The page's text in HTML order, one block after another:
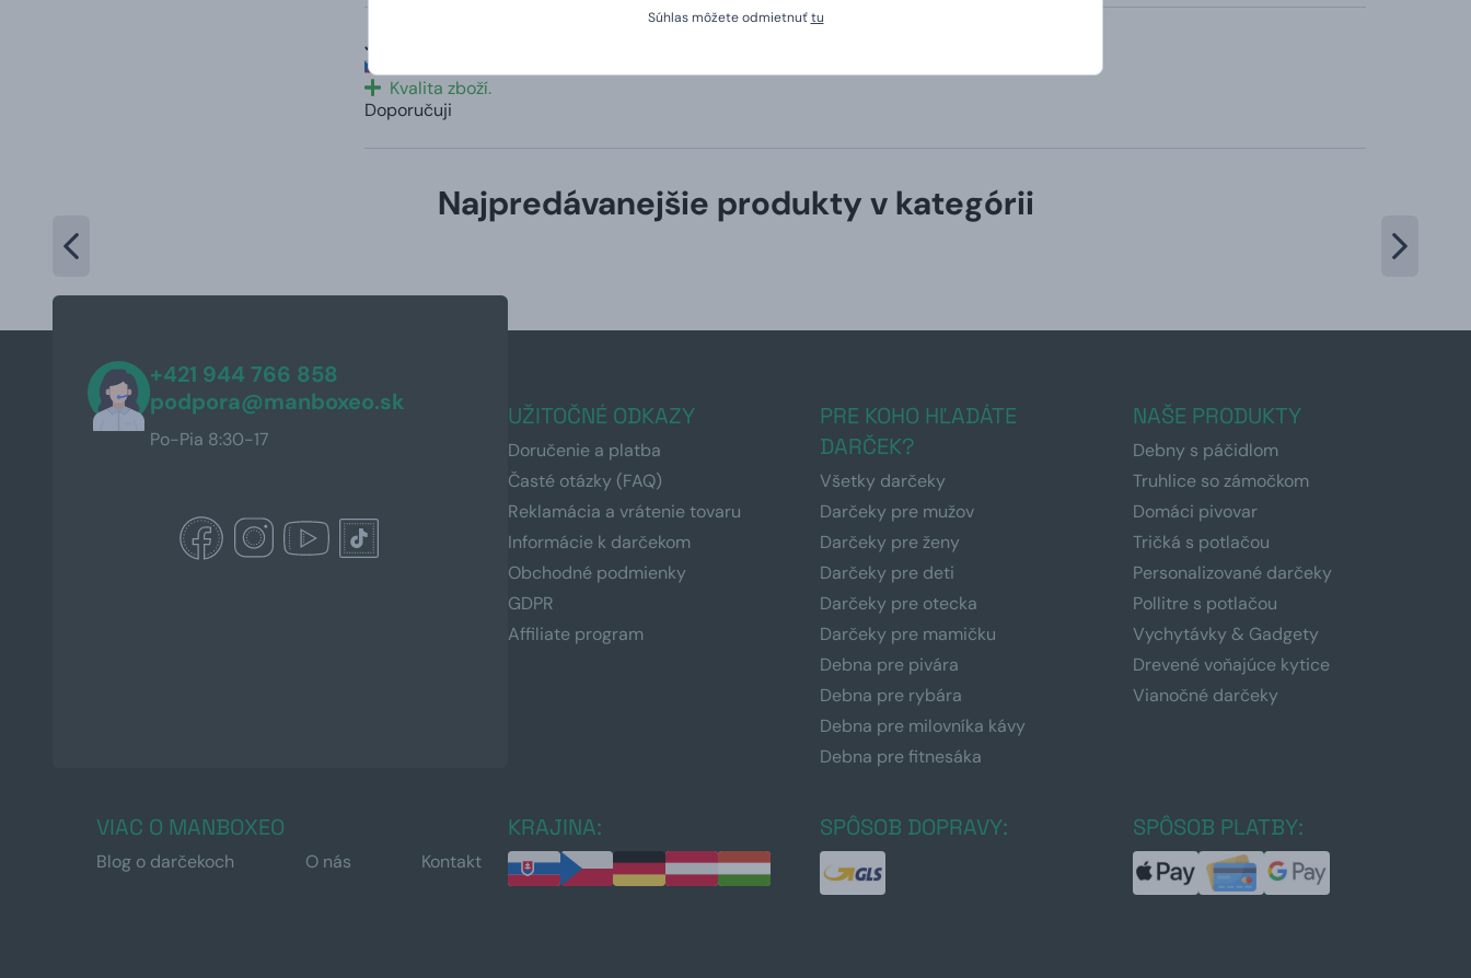
Súhlas môžete odmietnuťtu
Josef
Kvalita zboží.
Doporučuji
Najpredávanejšie produkty v kategórii
+421 944 766 858
podpora@manboxeo.sk
Po-Pia 8:30-17
UŽITOČNÉ ODKAZY
Doručenie a platba
Časté otázky (FAQ)
Reklamácia a vrátenie tovaru
Informácie k darčekom
Obchodné podmienky
GDPR
Affiliate program
PRE KOHO HĽADÁTE
DARČEK?
Všetky darčeky
Darčeky pre mužov
Darčeky pre ženy
Darčeky pre deti
Darčeky pre otecka
Darčeky pre mamičku
Debna pre pivára
Debna pre rybára
Debna pre milovníka kávy
Debna pre fitnesáka
NAŠE PRODUKTY
Debny s páčidlom
Truhlice so zámočkom
Domáci pivovar
Tričká s potlačou
Personalizované darčeky
Pollitre s potlačou
Vychytávky & Gadgety
Drevené voňajúce kytice
Vianočné darčeky
VIAC O MANBOXEO
Blog o darčekoch O nás Kontakt
KRAJINA: SPÔSOB DOPRAVY: SPÔSOB PLATBY: